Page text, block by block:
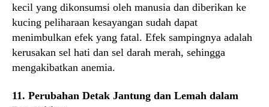
kecil yang dikonsumsi oleh manusia dan diberikan ke
kucing peliharaan kesayangan sudah dapat
menimbulkan efek yang fatal. Efek sampingnya adalah
kerusakan sel hati dan sel darah merah, sehingga
mengakibatkan anemia.
11. Perubahan Detak Jantung dan Lemah dalam